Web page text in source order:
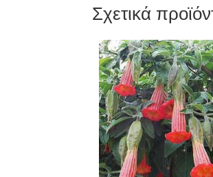
Σχετικά